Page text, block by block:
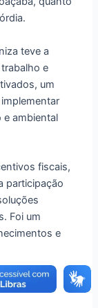
teve a
e
um
ambiental
fiscais,
participação
Foi um
e